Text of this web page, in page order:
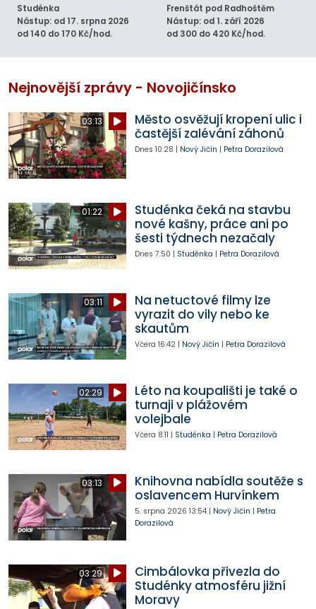
Studénka
Nástup: od 17. srpna 2026
od 140 do 170 Kč/hod.
Frenštát pod Radhoštěm
Nástup: od 1. září 2026
od 300 do 420 Kč/hod.
Nejnovější zprávy - Novojičínsko
03:13
Město osvěžují kropení ulic i
častější zalévání záhonů
Dnes 10:28 | Nový Jičín | Petra Dorazilová
01:22
Studénka čeká na stavbu
nové kašny, práce ani po
šesti týdnech nezačaly
Dnes 7:50 | Studénka | Petra Dorazilová
03:11
Na netuctové filmy lze
vyrazit do vily nebo ke
skautům
Včera 16:42| Nový Jičín | Petra Dorazilová
02:29
Léto na koupališti je také o
turnaji v plážovém
volejbale
Včera 8:11 | Studénka | Petra Dorazilová
03:13
Knihovna nabídla soutěže s
oslavencem Hurvínkem
5. srpna 2026 13:54| Nový Jičín | Petra
Dorazilová
03:29
Cimbálovka přivezla do
Studénky atmosféru jižní
Moravy